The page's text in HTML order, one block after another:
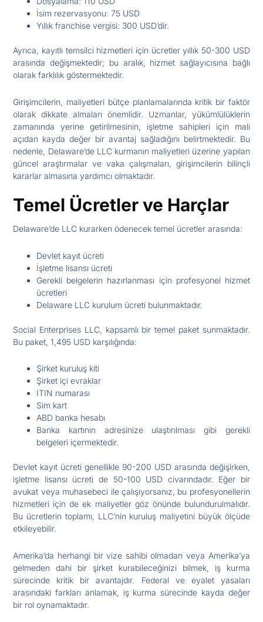
İsim rezervasyonu: 75 USD
Yıllık franchise vergisi: 300 USD’dir.
Ayrıca, kayıtlı temsilci hizmetleri için ücretler yıllık 50-300 USD
arasında değişmektedir; bu aralık, hizmet sağlayıcısına bağlı
olarak farklılık göstermektedir.
Girişimcilerin, maliyetleri bütçe planlamalarında kritik bir faktör
olarak dikkate almaları önemlidir. Uzmanlar, yükümlülüklerin
zamanında yerine getirilmesinin, işletme sahipleri için mali
açıdan kayda değer bir avantaj sağladığını belirtmektedir. Bu
nedenle, Delaware’de LLC kurmanın maliyetleri üzerine yapılan
güncel araştırmalar ve vaka çalışmaları, girişimcilerin bilinçli
kararlar almasına yardımcı olmaktadır.
Temel Ücretler ve Harçlar
Delaware’de LLC kurarken ödenecek temel ücretler arasında:
Devlet kayıt ücreti
İşletme lisansı ücreti
Gerekli belgelerin hazırlanması için profesyonel hizmet
ücretleri
Delaware LLC kurulum ücreti bulunmaktadır.
Social Enterprises LLC, kapsamlı bir temel paket sunmaktadır.
Bu paket, 1,495 USD karşılığında:
Şirket kuruluş kiti
Şirket içi evraklar
ITIN numarası
Sim kart
ABD banka hesabı
Banka kartının adresinize ulaştırılması gibi gerekli
belgeleri içermektedir.
Devlet kayıt ücreti genellikle 90-200 USD arasında değişirken,
işletme lisansı ücreti de 50-100 USD civarındadır. Eğer bir
avukat veya muhasebeci ile çalışıyorsanız, bu profesyonellerin
hizmetleri için de ek maliyetler göz önünde bulundurulmalıdır.
Bu ücretlerin toplamı, LLC’nin kuruluş maliyetini büyük ölçüde
etkileyebilir.
Amerika’da herhangi bir vize sahibi olmadan veya Amerika’ya
gelmeden dahi bir şirket kurabileceğinizi bilmek, iş kurma
sürecinde kritik bir avantajdır. Federal ve eyalet yasaları
arasındaki farkları anlamak, iş kurma sürecinde kayda değer
bir rol oynamaktadır.